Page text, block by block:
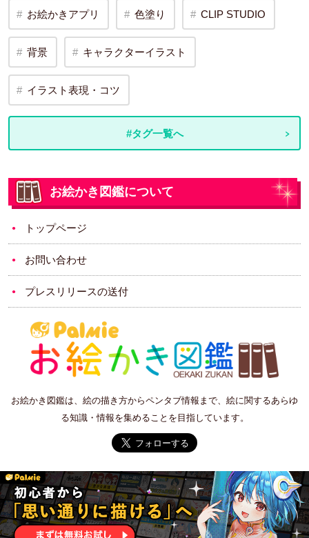
お絵かきアプリ 色塗り CLIP STUDIO
背景 キャラクターイラスト
イラスト表現・コツ
#タグ一覧へ
お絵かき図鑑について
トップページ
お問い合わせ
プレスリリースの送付
お絵かき図鑑は、絵の描き方からペンタブ情報まで、絵に関するあらゆ
る知識・情報を集めることを目指しています。